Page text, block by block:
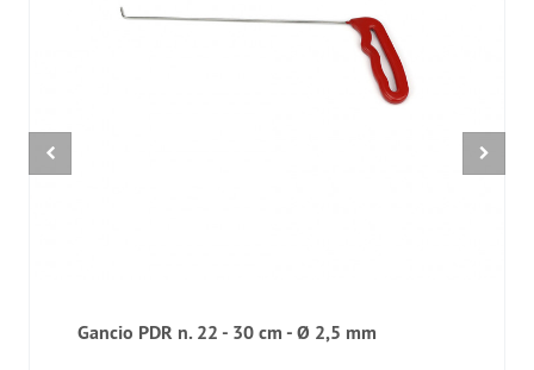
Gancio PDR n. 22 - 30 cm - Ø 2,5 mm